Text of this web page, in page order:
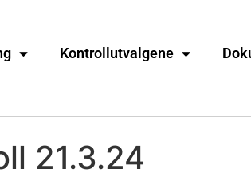
Kontrollutvalgene
21.3.24